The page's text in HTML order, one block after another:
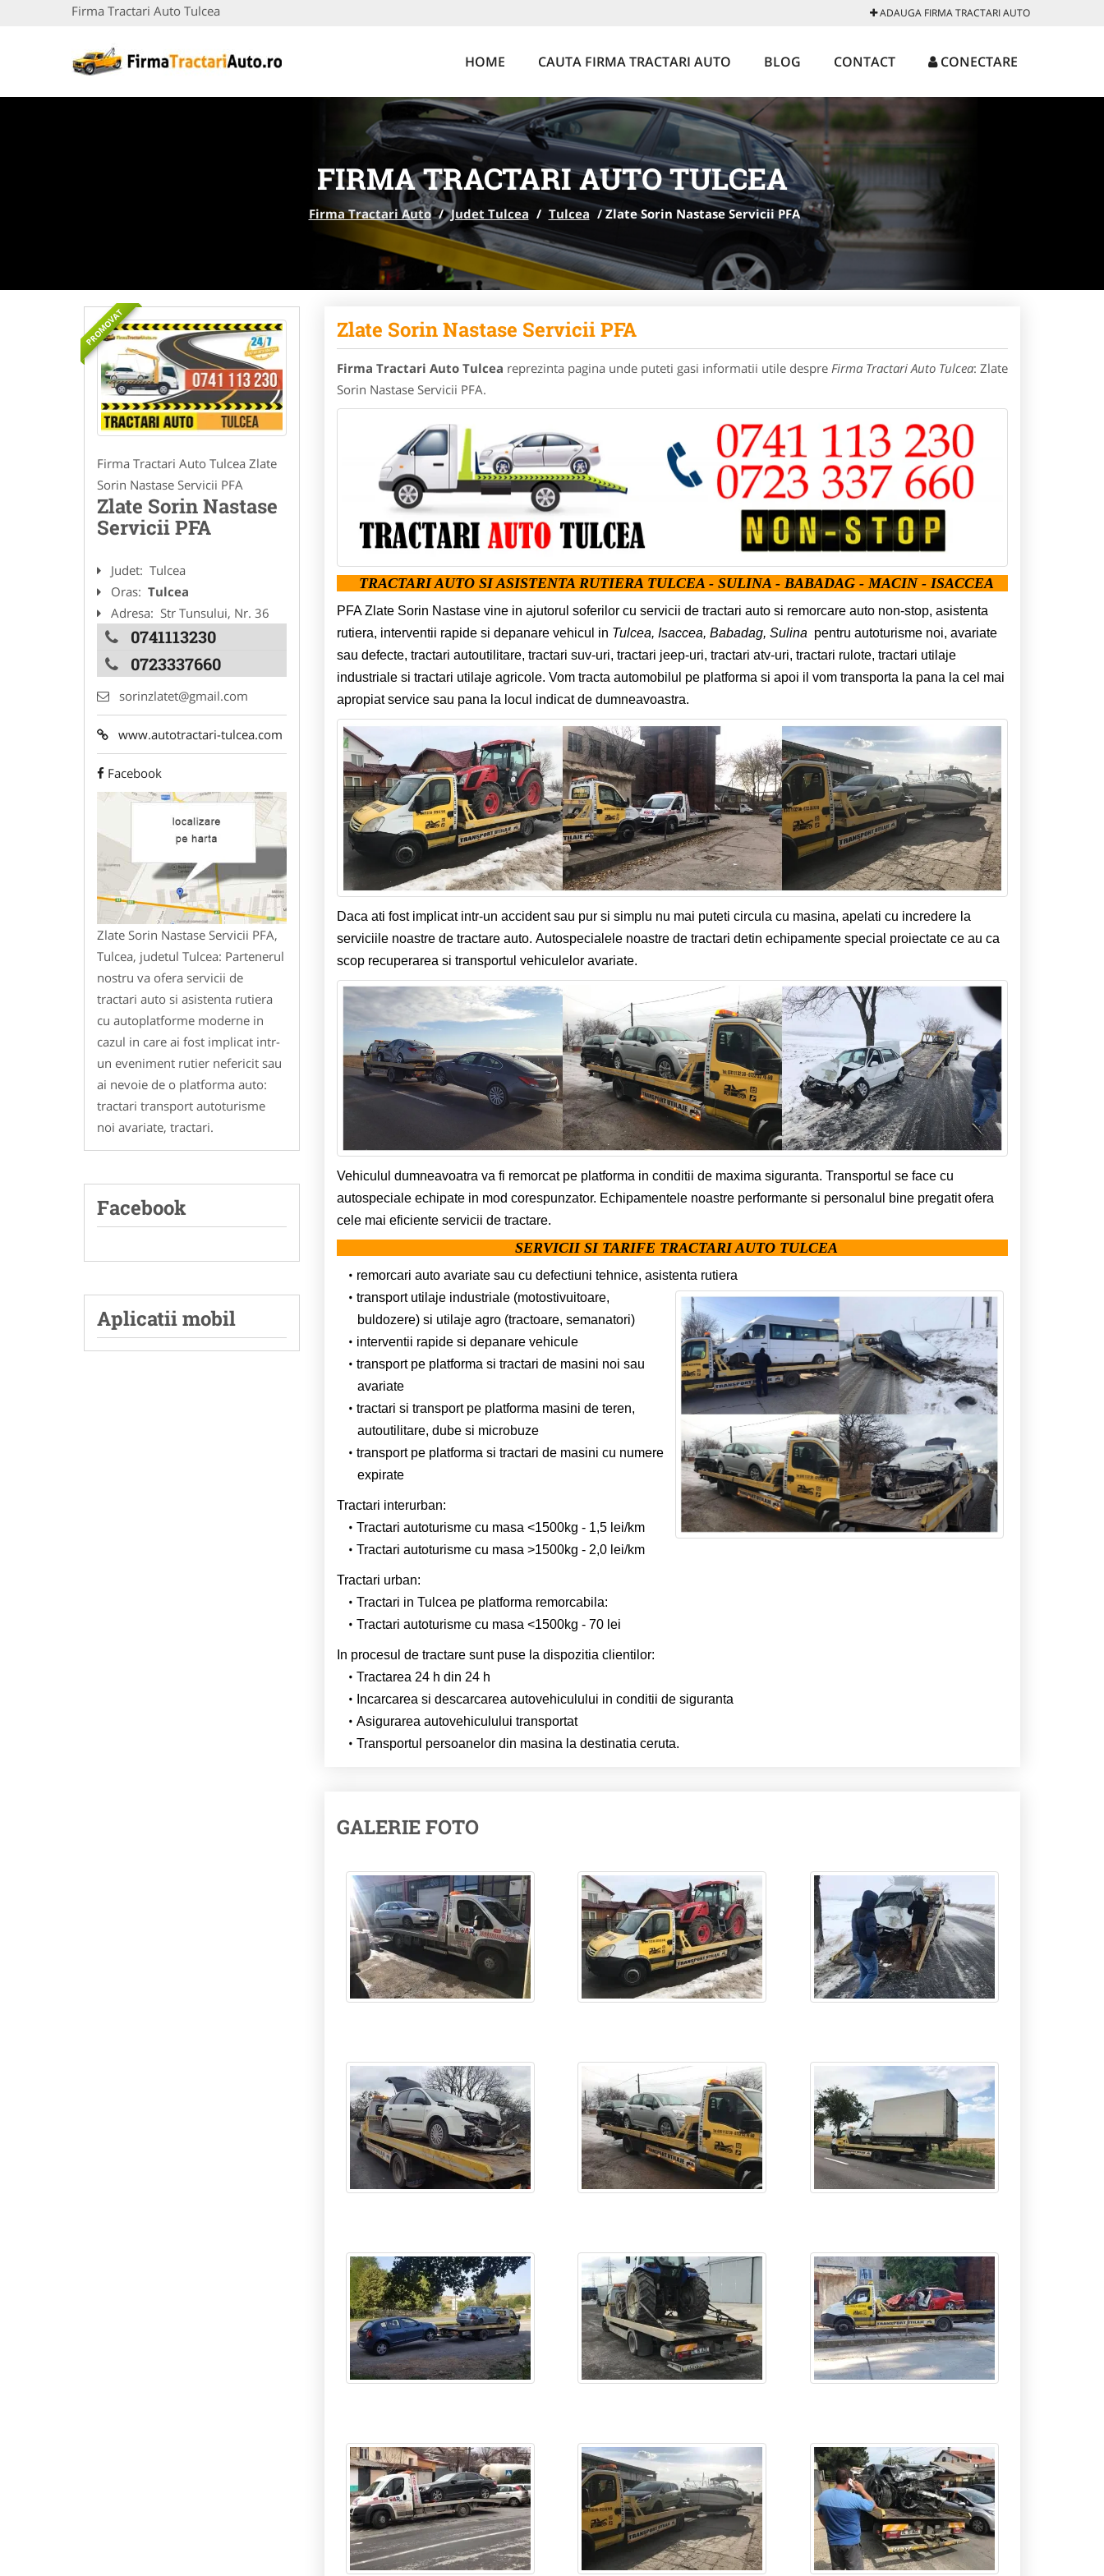
Firma Tractari Auto Tulcea ADAUGA FIRMA TRACTARI AUTO
HOME CAUTA FIRMA TRACTARI AUTO BLOG CONTACT CONECTARE
FIRMA TRACTARI AUTO TULCEA
Firma Tractari Auto / Judet Tulcea / Tulcea /Zlate Sorin Nastase Servicii PFA
PROMOVAT
Firma Tractari Auto Tulcea Zlate
Sorin Nastase Servicii PFA
Zlate Sorin Nastase
Servicii PFA
Judet: Tulcea
Oras: Tulcea
Adresa: Str Tunsului, Nr. 36
0741113230
0723337660
sorinzlatet@gmail.com
www.autotractari-tulcea.com
Facebook
Zlate Sorin Nastase Servicii PFA,
Tulcea, judetul Tulcea: Partenerul
nostru va ofera servicii de
tractari auto si asistenta rutiera
cu autoplatforme moderne in
cazul in care ai fost implicat intr-
un eveniment rutier nefericit sau
ai nevoie de o platforma auto:
tractari transport autoturisme
noi avariate, tractari.
Facebook
Aplicatii mobil
Zlate Sorin Nastase Servicii PFA
Firma Tractari Auto Tulcea reprezinta pagina unde puteti gasi informatii utile despre Firma Tractari Auto Tulcea: Zlate
Sorin Nastase Servicii PFA.
TRACTARI AUTO SI ASISTENTA RUTIERA TULCEA - SULINA - BABADAG - MACIN - ISACCEA
PFA Zlate Sorin Nastase vine in ajutorul soferilor cu servicii de tractari auto si remorcare auto non-stop, asistenta
rutiera, interventii rapide si depanare vehicul in Tulcea, Isaccea, Babadag, Sulina pentru autoturisme noi, avariate
sau defecte, tractari autoutilitare, tractari suv-uri, tractari jeep-uri, tractari atv-uri, tractari rulote, tractari utilaje
industriale si tractari utilaje agricole. Vom tracta automobilul pe platforma si apoi il vom transporta la pana la cel mai
apropiat service sau pana la locul indicat de dumneavoastra.
Daca ati fost implicat intr-un accident sau pur si simplu nu mai puteti circula cu masina, apelati cu incredere la
serviciile noastre de tractare auto. Autospecialele noastre de tractari detin echipamente special proiectate ce au ca
scop recuperarea si transportul vehiculelor avariate.
Vehiculul dumneavoatra va fi remorcat pe platforma in conditii de maxima siguranta. Transportul se face cu
autospeciale echipate in mod corespunzator. Echipamentele noastre performante si personalul bine pregatit ofera
cele mai eficiente servicii de tractare.
SERVICII SI TARIFE TRACTARI AUTO TULCEA
remorcari auto avariate sau cu defectiuni tehnice, asistenta rutiera
transport utilaje industriale (motostivuitoare,
buldozere) si utilaje agro (tractoare, semanatori)
interventii rapide si depanare vehicule
transport pe platforma si tractari de masini noi sau
avariate
tractari si transport pe platforma masini de teren,
autoutilitare, dube si microbuze
transport pe platforma si tractari de masini cu numere
expirate
Tractari interurban:
Tractari autoturisme cu masa <1500kg - 1,5 lei/km
Tractari autoturisme cu masa >1500kg - 2,0 lei/km
Tractari urban:
Tractari in Tulcea pe platforma remorcabila:
Tractari autoturisme cu masa <1500kg - 70 lei
In procesul de tractare sunt puse la dispozitia clientilor:
Tractarea 24 h din 24 h
Incarcarea si descarcarea autovehiculului in conditii de siguranta
Asigurarea autovehiculului transportat
Transportul persoanelor din masina la destinatia ceruta.
GALERIE FOTO